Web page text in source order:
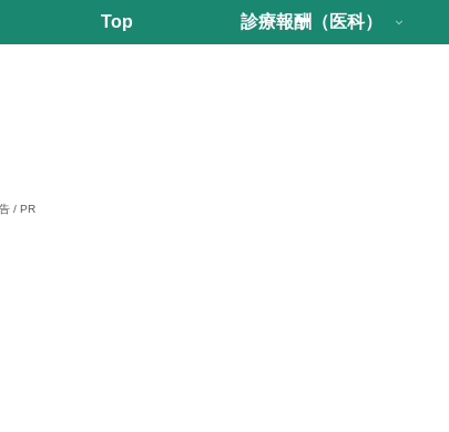
Top 診療報酬（医科）
/ PR